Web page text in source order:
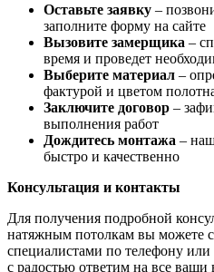
Оставьте заявку –
заполните форму на сайте
Вызовите замерщика –
время и проведет
Выберите материал –
фактурой и цветом
Заключите договор –
выполнения работ
Дождитесь монтажа –
быстро и качественно
Консультация и контакты
Для получения подробной
натяжным потолкам вы можете
специалистами по телефону
с радостью ответим на все